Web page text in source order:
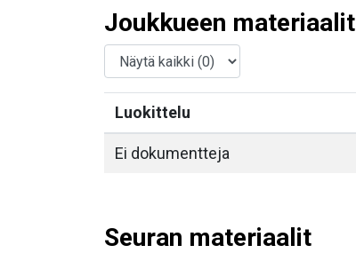
Joukkueen materiaalit
Luokittelu
Ei dokumentteja
Seuran materiaalit